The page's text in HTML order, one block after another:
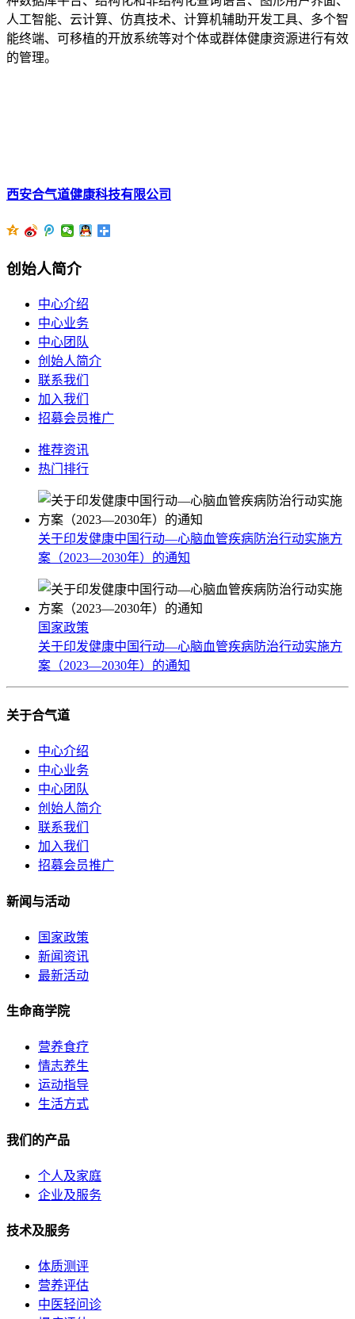
人工智能、云计算、仿真技术、计算机辅助开发工具、多个智
能终端、可移植的开放系统等对个体或群体健康资源进行有效
的管理。
西安合气道健康科技有限公司
创始人简介
中心介绍
中心业务
中心团队
创始人简介
联系我们
加入我们
招募会员推广
推荐资讯
热门排行
关于印发健康中国行动—心脑血管疾病防治行动实施方
案（2023—2030年）的通知
国家政策
关于印发健康中国行动—心脑血管疾病防治行动实施方
案（2023—2030年）的通知
关于合气道
中心介绍
中心业务
中心团队
创始人简介
联系我们
加入我们
招募会员推广
新闻与活动
国家政策
新闻资讯
最新活动
生命商学院
营养食疗
情志养生
运动指导
生活方式
我们的产品
个人及家庭
企业及服务
技术及服务
体质测评
营养评估
中医轻问诊